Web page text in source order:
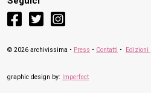
© 2026 archivissima • Press • Contatti • Edizioni
graphic design by: Imperfect